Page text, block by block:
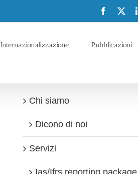
Facebook
Internazionalizzazione Pubblicazioni
Chi siamo
Dicono di noi
Servizi
Ias/Ifrs reporting package